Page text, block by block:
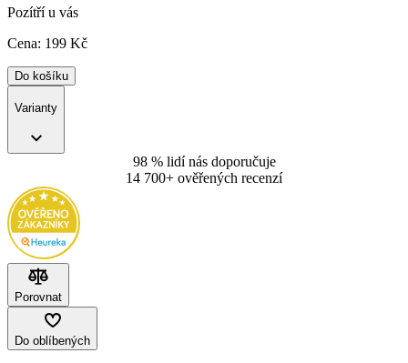
Pozítří u vás
Cena: 199 Kč
Do košíku
Varianty
98 % lidí nás doporučuje
14 700+ ověřených recenzí
Porovnat
Do oblíbených